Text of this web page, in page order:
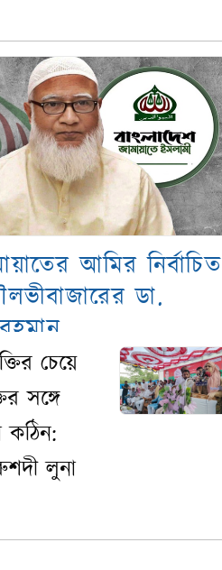
আমির নির্বাচিত
ডা.
চেয়ে
সঙ্গে
লুনা